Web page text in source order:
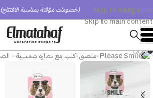
Skip to navigation
Skip to main content
(خصومات مؤقتة بمناسبة الافتتاح)